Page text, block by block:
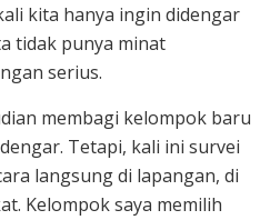
kita hanya ingin didengar
tidak punya minat
serius.
membagi kelompok baru
Tetapi, kali ini survei
langsung di lapangan, di
Kelompok saya memilih